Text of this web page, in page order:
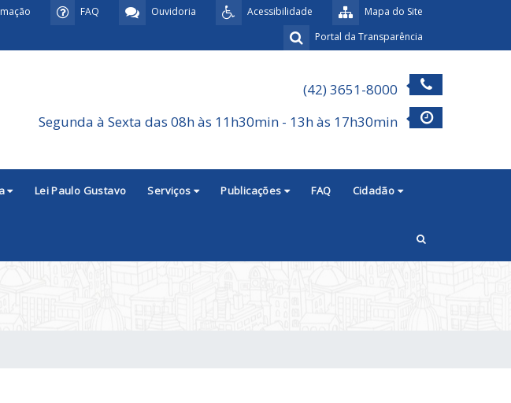
Mapa do Site
Acessibilidade
Ouvidoria
FAQ
Portal da Transparência
(42) 3651-8000
Segunda à Sexta das 08h às 11h30min - 13h às 17h30min
Lei Paulo Gustavo Serviços Publicações FAQ Cidadão